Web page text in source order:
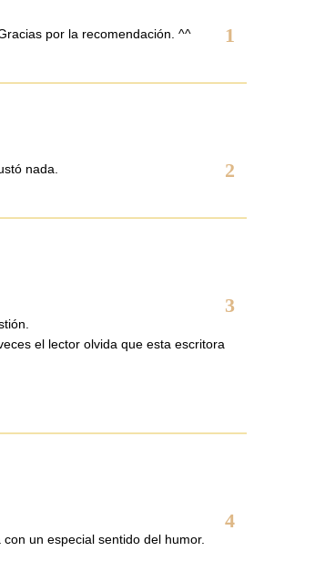
1
por la recomendación. ^^
2
nada.
3
el lector olvida que esta escritora
4
un especial sentido del humor.